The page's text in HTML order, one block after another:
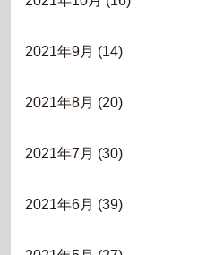
2021年9月 (14)
2021年8月 (20)
2021年7月 (30)
2021年6月 (39)